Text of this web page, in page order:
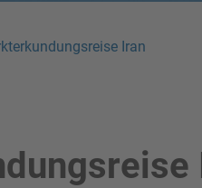
Iran